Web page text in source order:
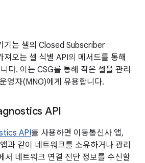
기는 셀의 Closed Subscriber
오는 셀 식별 API의 메서드를 통해
다. 이는 CSG를 통해 작은 셀을 관리
영자(MNO)에게 유용합니다.
API
API를 사용하면 이동통신사 앱,
과 같이 네트워크를 소유하거나 관리
서 네트워크 연결 진단 정보를 수신할